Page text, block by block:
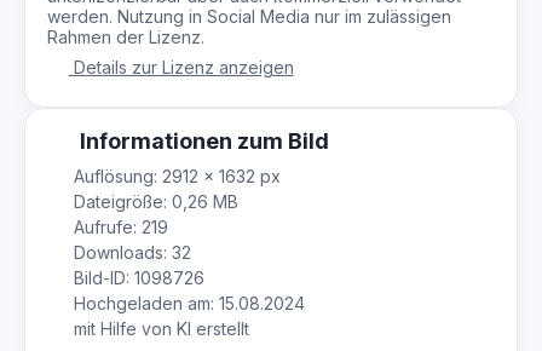
werden. Nutzung in Social Media nur im zulässigen
Rahmen der Lizenz.
Details zur Lizenz anzeigen
Informationen zum Bild
Auflösung: 2912 × 1632 px
Dateigröße: 0,26 MB
Aufrufe: 219
Downloads: 32
Bild-ID: 1098726
Hochgeladen am: 15.08.2024
mit Hilfe von KI erstellt